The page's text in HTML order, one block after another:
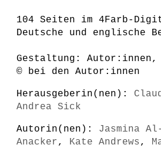
104 Seiten im 4Farb-
Deutsche und englische
Gestaltung: Autor:innen,
© bei den Autor:innen
Herausgeberin(nen):
Andrea Sick
Autorin(nen): Jasmina
Anacker, Kate Andrews,